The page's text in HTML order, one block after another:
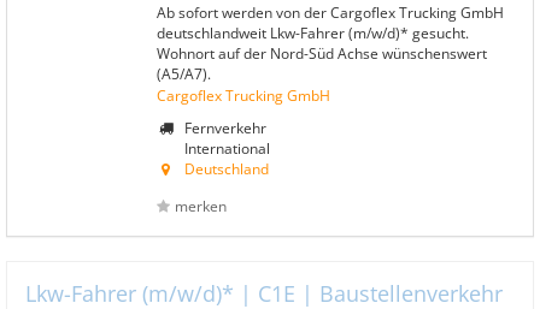
Ab sofort werden von der Cargoflex Trucking GmbH
deutschlandweit Lkw-Fahrer (m/w/d)* gesucht.
Wohnort auf der Nord-Süd Achse wünschenswert
(A5/A7).
Cargoflex Trucking GmbH
Fernverkehr
International
Deutschland
merken
Lkw-Fahrer (m/w/d)* | C1E | Baustellenverkehr